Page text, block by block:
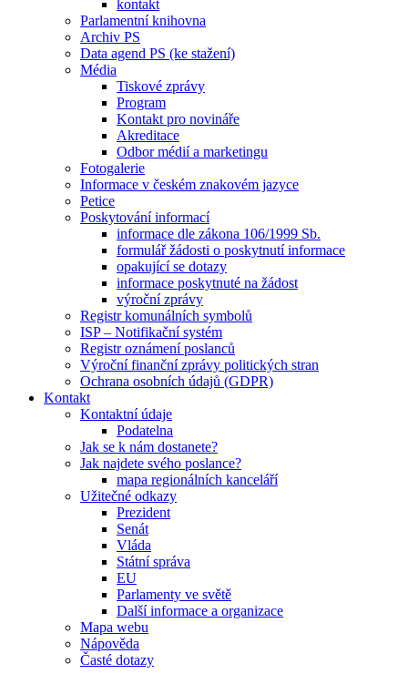
kontakt
Parlamentní knihovna
Archiv PS
Data agend PS (ke stažení)
Média
Tiskové zprávy
Program
Kontakt pro novináře
Akreditace
Odbor médií a marketingu
Fotogalerie
Informace v českém znakovém jazyce
Petice
Poskytování informací
informace dle zákona 106/1999 Sb.
formulář žádosti o poskytnutí informace
opakující se dotazy
informace poskytnuté na žádost
výroční zprávy
Registr komunálních symbolů
ISP – Notifikační systém
Registr oznámení poslanců
Výroční finanční zprávy politických stran
Ochrana osobních údajů (GDPR)
Kontakt
Kontaktní údaje
Podatelna
Jak se k nám dostanete?
Jak najdete svého poslance?
mapa regionálních kanceláří
Užitečné odkazy
Prezident
Senát
Vláda
Státní správa
EU
Parlamenty ve světě
Další informace a organizace
Mapa webu
Nápověda
Časté dotazy